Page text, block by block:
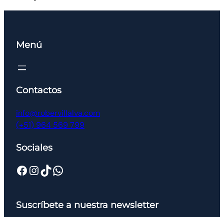
Menú
Contactos
info@robervillalva.com
(+51) 964 569 799
Sociales
Suscríbete a nuestra newsletter